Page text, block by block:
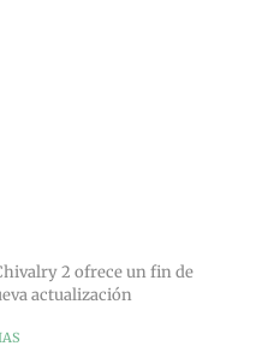
2 ofrece un fin de
actualización